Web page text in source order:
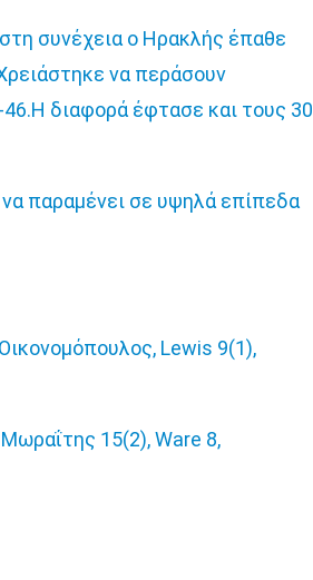
συνέχεια ο Ηρακλής έπαθε
να περάσουν
46.Η διαφορά έφτασε και τους 30
παραμένει σε υψηλά επίπεδα
Lewis 9(1),
15(2), Ware 8,